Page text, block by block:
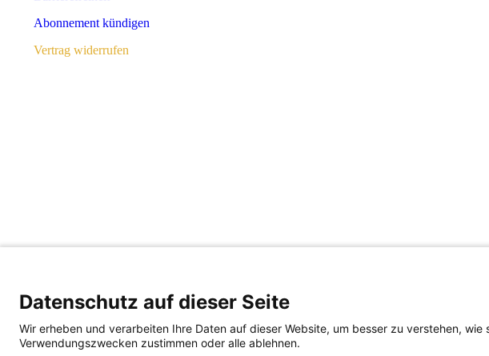
Abonnement kündigen
Vertrag widerrufen
Datenschutz auf dieser Seite
Wir erheben und verarbeiten Ihre Daten auf dieser Website, um besser zu verstehen,
Verwendungszwecken zustimmen oder alle ablehnen.
Schließen